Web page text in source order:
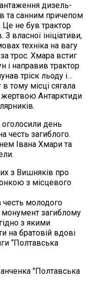
дизель-
та санним причепом
не був трактор
З власної ініціативи,
техніка на вагу
трос. Хмара встиг
і направив трактор
тріск льоду і…
тому місці сягала
жертвою Антарктиди
оголосили день
честь загиблого.
Івана Хмари та
з Вишняків про
з місцевого
честь молодого
монумент загиблому
з якими
на братовій вдові
“Полтавська
"Полтавська